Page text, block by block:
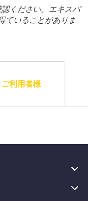
ください。エキスパ
ていることがありま
ご利用者様